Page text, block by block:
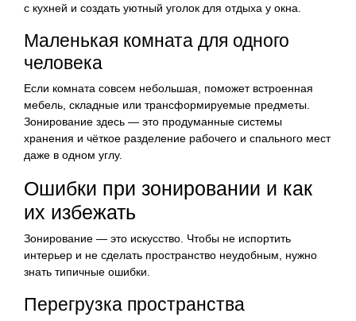
с кухней и создать уютный уголок для отдыха у окна.
Маленькая комната для одного
человека
Если комната совсем небольшая, поможет встроенная
мебель, складные или трансформируемые предметы.
Зонирование здесь — это продуманные системы
хранения и чёткое разделение рабочего и спального мест
даже в одном углу.
Ошибки при зонировании и как
их избежать
Зонирование — это искусство. Чтобы не испортить
интерьер и не сделать пространство неудобным, нужно
знать типичные ошибки.
Перегрузка пространства